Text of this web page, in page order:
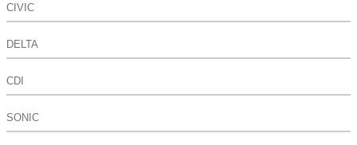
CIVIC
DELTA
CDI
SONIC